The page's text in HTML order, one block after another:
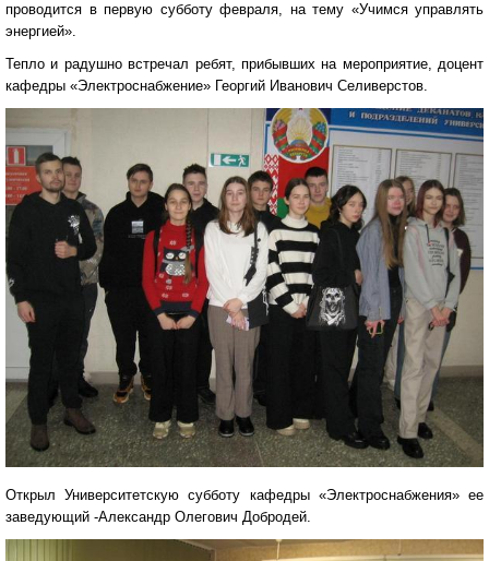
проводится в первую субботу февраля, на тему «Учимся управлять
энергией».
Тепло и радушно встречал ребят, прибывших на мероприятие, доцент
кафедры «Электроснабжение» Георгий Иванович Селиверстов.
Открыл Университетскую субботу кафедры «Электроснабжения» ее
заведующий -Александр Олегович Добродей.